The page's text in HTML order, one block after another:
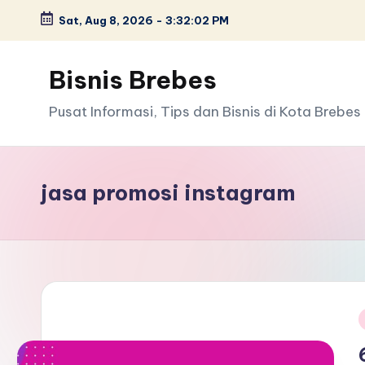
Skip
content
Sat, Aug 8, 2026 - 3:32:03 PM
Bisnis Brebes
Pusat Informasi, Tips dan Bisnis di Kota Brebes
jasa promosi instagram